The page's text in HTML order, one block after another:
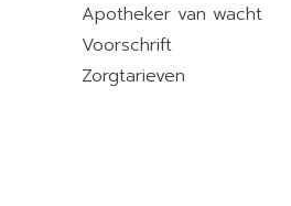
Apotheker van wacht
Voorschrift
Zorgtarieven